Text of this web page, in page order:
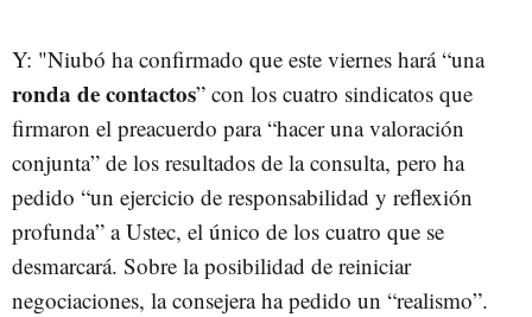
Y: "Niubó ha confirmado que este viernes hará “una
ronda de contactos” con los cuatro sindicatos que
firmaron el preacuerdo para “hacer una valoración
conjunta” de los resultados de la consulta, pero ha
pedido “un ejercicio de responsabilidad y reflexión
profunda” a Ustec, el único de los cuatro que se
desmarcará. Sobre la posibilidad de reiniciar
negociaciones, la consejera ha pedido un “realismo”.